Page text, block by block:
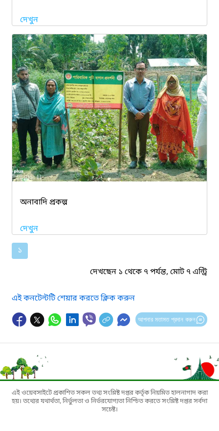
দেখুন
অনাবাদি প্রকল্প
দেখুন
১
দেখছেন ১ থেকে ৭ পর্যন্ত, মোট ৭ এন্ট্রি
এই কনটেন্টটি শেয়ার করতে ক্লিক করুন
আপনার মতামত প্রদান করুন
এই ওয়েবসাইটে প্রকাশিত সকল তথ্য সংশ্লিষ্ট দপ্তর কর্তৃক নিয়মিত হালনাগাদ করা
হয়। তথ্যের যথার্থতা, নির্ভুলতা ও নির্ভরযোগ্যতা নিশ্চিত করতে সংশ্লিষ্ট দপ্তর সর্বদা
সচেষ্ট।